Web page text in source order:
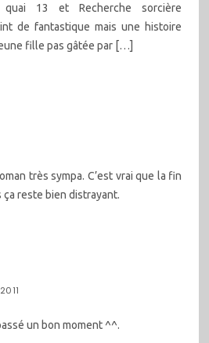
13 et Recherche sorcière
de fantastique mais une histoire
fille pas gâtée par […]
très sympa. C’est vrai que la fin
reste bien distrayant.
un bon moment ^^.